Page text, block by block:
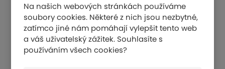
Na našich webových stránkách používáme
soubory cookies. Některé z nich jsou nezbytné,
zatímco jiné nám pomáhají vylepšit tento web
a váš uživatelský zážitek. Souhlasíte s
používáním všech cookies?